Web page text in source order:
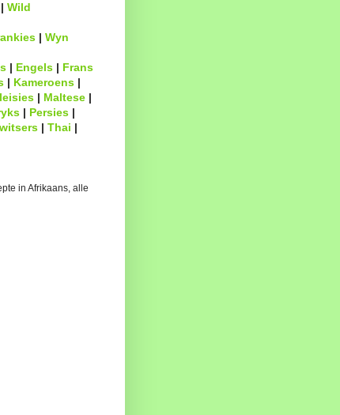
Wild
| Wyn
| Engels| Frans
| Kameroens|
| Maltese|
| Persies |
| Thai |
in Afrikaans, alle